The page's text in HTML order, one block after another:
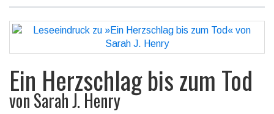
Ein Herzschlag bis zum Tod
vonSarah J. Henry